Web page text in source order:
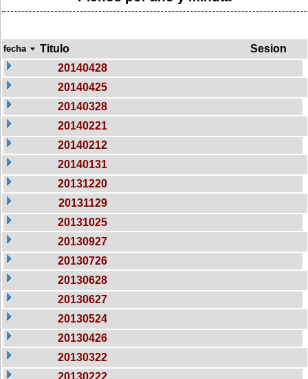
fecha Titulo
Sesion
20140428
20140425
20140328
20140221
20140212
20140131
20131220
20131129
20131025
20130927
20130726
20130628
20130627
20130524
20130426
20130322
20130222